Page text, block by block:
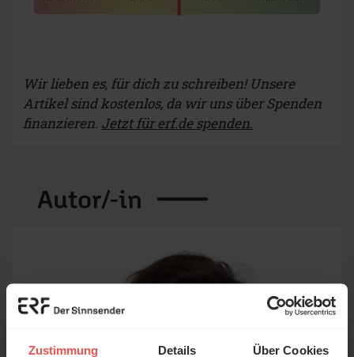
Zustimmung Details Über Cookies
Wir lieben es, für dich zu schreiben! Unsere
Artikel sind kostenlos, da wir uns über Spenden
finanzieren. Jetzt für erf.de spenden.
Autor/-in